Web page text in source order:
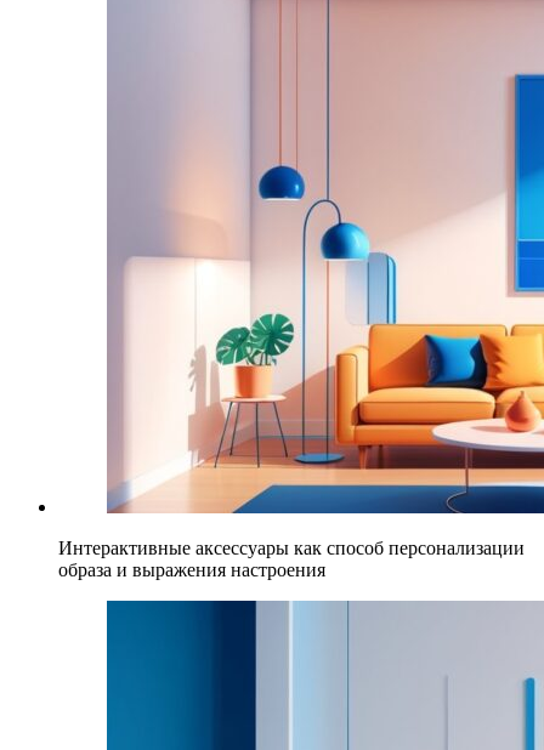
Интерактивные аксессуары как способ персонализации
образа и выражения настроения